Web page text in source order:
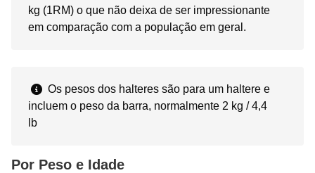
kg (1RM) o que não deixa de ser impressionante
em comparação com a população em geral.
Os pesos dos halteres são para um haltere e
incluem o peso da barra, normalmente 2 kg / 4,4
lb
Por Peso e Idade